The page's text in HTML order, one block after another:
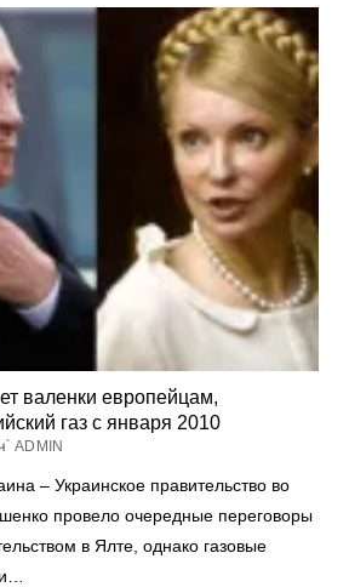
валенки европейцам,
газ с января 2010
ADMIN
– Украинское правительство во
провело очередные переговоры
в Ялте, однако газовые